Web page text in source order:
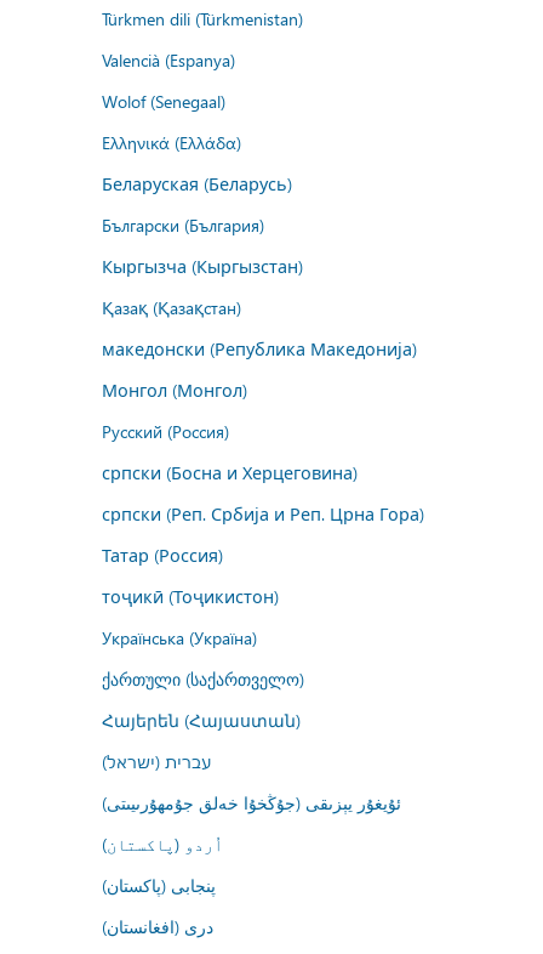
Türkmen dili (Türkmenistan)
Valencià (Espanya)
Wolof (Senegaal)
Ελληνικά (Ελλάδα)
Беларуская (Беларусь)
Български (България)
Кыргызча (Кыргызстан)
Қазақ (Қазақстан)
македонски (Република Македонија)
Монгол (Монгол)
Русский (Россия)
српски (Босна и Херцеговина)
српски (Реп. Србија и Реп. Црна Гора)
Татар (Россия)
тоҷикӣ (Тоҷикистон)
Українська (Україна)
ქართული (საქართველო)
Հայերեն (Հայաստան)
עברית (ישראל)
ئۇيغۇر يېزىقى (جۇڭخۇا خەلق جۇمھۇرىيىتى)
اُردو (پاکستان)
پنجابی (پاکستان)
درى (افغانستان)